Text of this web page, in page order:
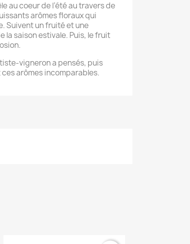
au coeur de l’été au travers de
arômes floraux qui
Suivent un fruité et une
la saison estivale. Puis, le fruit
vigneron a pensés, puis
arômes incomparables.